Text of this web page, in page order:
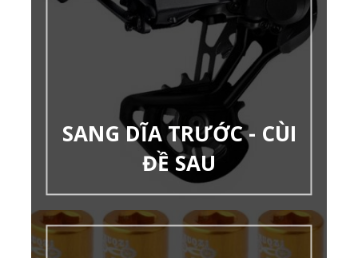
SANG DĨA TRƯỚC - CÙI
ĐỀ SAU